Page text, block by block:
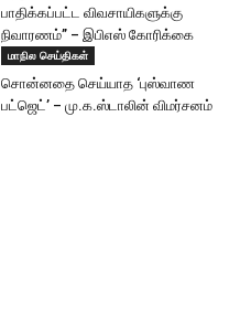
பாதிக்கப்பட்ட விவசாயிகளுக்கு
நிவாரணம்” – இபிஎஸ் கோரிக்கை
மாநில செய்திகள்
சொன்னதை செய்யாத ‘புஸ்வாண
பட்ஜெட்’ – மு.க.ஸ்டாலின் விமர்சனம்